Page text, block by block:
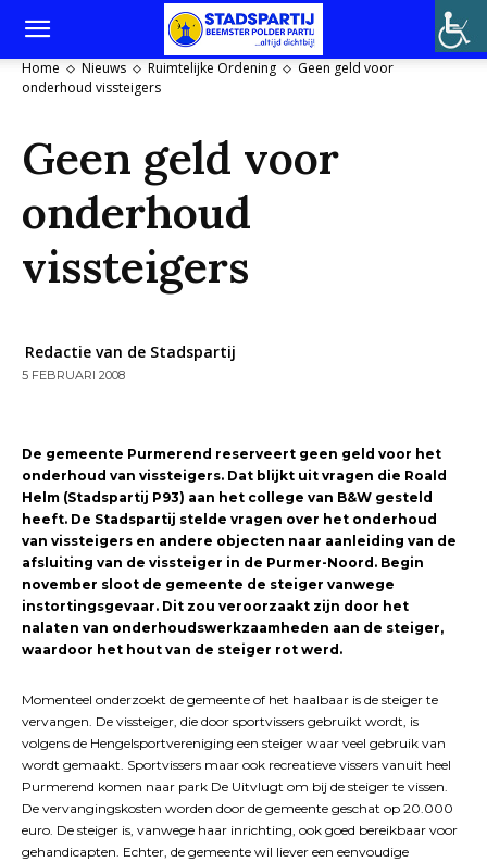
Home Nieuws Ruimtelijke Ordening
Geen geld voor
onderhoud vissteigers
Geen geld voor
onderhoud
vissteigers
Redactie van de Stadspartij
5 FEBRUARI 2008
De gemeente Purmerend reserveert geen geld voor het
onderhoud van vissteigers. Dat blijkt uit vragen die Roald
Helm (Stadspartij P93) aan het college van B&W gesteld
heeft. De Stadspartij stelde vragen over het onderhoud
van vissteigers en andere objecten naar aanleiding van de
afsluiting van de vissteiger in de Purmer-Noord. Begin
november sloot de gemeente de steiger vanwege
instortingsgevaar. Dit zou veroorzaakt zijn door het
nalaten van onderhoudswerkzaamheden aan de steiger,
waardoor het hout van de steiger rot werd.
Momenteel onderzoekt de gemeente of het haalbaar is de steiger te
vervangen. De vissteiger, die door sportvissers gebruikt wordt, is
volgens de Hengelsportvereniging een steiger waar veel gebruik van
wordt gemaakt. Sportvissers maar ook recreatieve vissers vanuit heel
Purmerend komen naar park De Uitvlugt om bij de steiger te vissen.
De vervangingskosten worden door de gemeente geschat op 20.000
euro. De steiger is, vanwege haar inrichting, ook goed bereikbaar voor
gehandicapten. Echter, de gemeente wil liever een eenvoudige